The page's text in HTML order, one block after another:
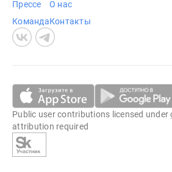
Прессе
Команда
О нас
Контакты
Public user contributions licensed under
attribution required